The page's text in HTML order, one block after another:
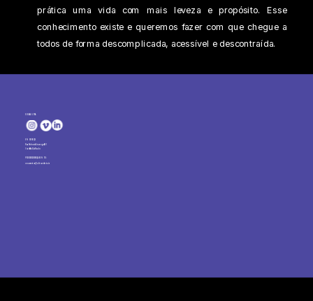
prática uma vida com mais leveza e propósito. Esse
conhecimento existe e queremos fazer com que chegue a
todos de forma descomplicada, acessível e descontraída.
SIGA A ULTRA
ENDEREÇO:
Rua Pedroso Alvarenga, 691
Itaim Bibi - São Paulo
PEDIDOS DE ORÇAMENTO:
orcamentos@ultravioleta.tv